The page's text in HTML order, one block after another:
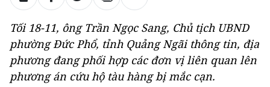
Tối 18-11, ông Trần Ngọc Sang, Chủ tịch UBND
phường Đức Phổ, tỉnh Quảng Ngãi thông tin, địa
phương đang phối hợp các đơn vị liên quan lên
phương án cứu hộ tàu hàng bị mắc cạn.